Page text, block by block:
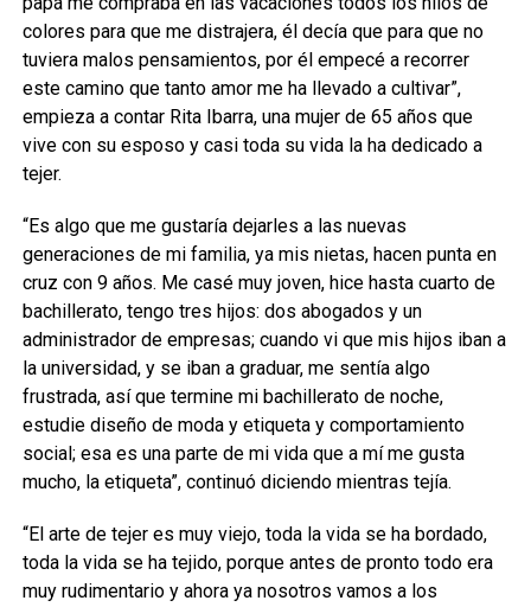
colores para que me distrajera, él decía que para que no
tuviera malos pensamientos, por él empecé a recorrer
este camino que tanto amor me ha llevado a cultivar”,
empieza a contar Rita Ibarra, una mujer de 65 años que
vive con su esposo y casi toda su vida la ha dedicado a
tejer.
“Es algo que me gustaría dejarles a las nuevas
generaciones de mi familia, ya mis nietas, hacen punta en
cruz con 9 años. Me casé muy joven, hice hasta cuarto de
bachillerato, tengo tres hijos: dos abogados y un
administrador de empresas; cuando vi que mis hijos iban a
la universidad, y se iban a graduar, me sentía algo
frustrada, así que termine mi bachillerato de noche,
estudie diseño de moda y etiqueta y comportamiento
social; esa es una parte de mi vida que a mí me gusta
mucho, la etiqueta”, continuó diciendo mientras tejía.
“El arte de tejer es muy viejo, toda la vida se ha bordado,
toda la vida se ha tejido, porque antes de pronto todo era
muy rudimentario y ahora ya nosotros vamos a los